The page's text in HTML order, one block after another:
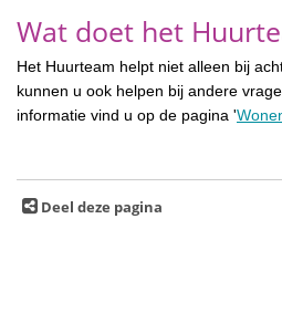
Wat doet het
Het Huurteam helpt niet alleen bij
kunnen u ook helpen bij andere
informatie vind u op de pagina '
Deel deze pagina